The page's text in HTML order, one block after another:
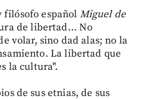
filósofo español Miguel de
de libertad... No
volar, sino dad alas; no la
La libertad que
la cultura".
de sus etnias, de sus